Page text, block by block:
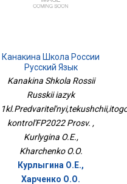
Канакина Школа России
Русский Язык
Kanakina Shkola Rossii
Russkii iazyk
kontrol'FP2022 Prosv. ,
Kurlygina O.E.,
Kharchenko O.O.
Курлыгина О.Е.,
Харченко О.О.